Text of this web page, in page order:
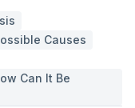
Causes
Can It Be